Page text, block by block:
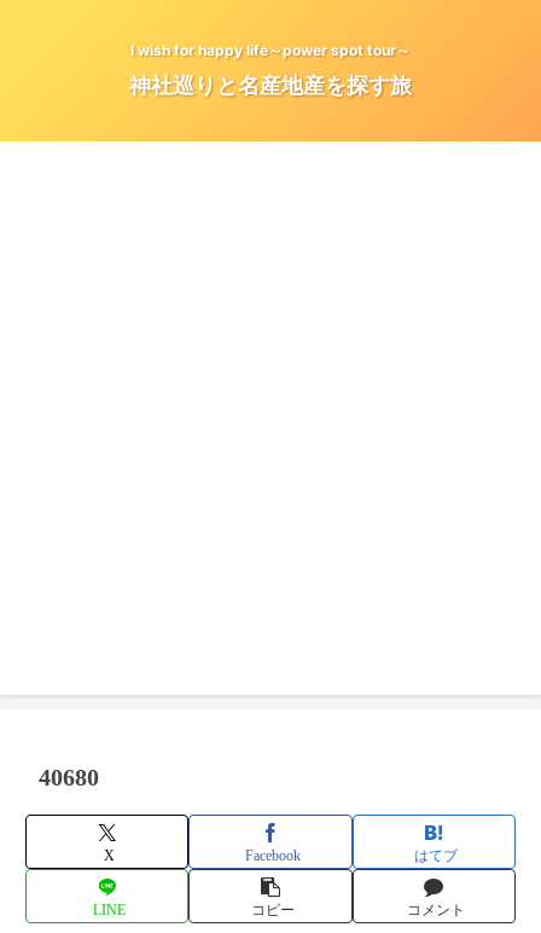
I wish for happy life～power spot tour～
神社巡りと名産地産を探す旅
40680
X Facebook はてブ
LINE コピー コメント